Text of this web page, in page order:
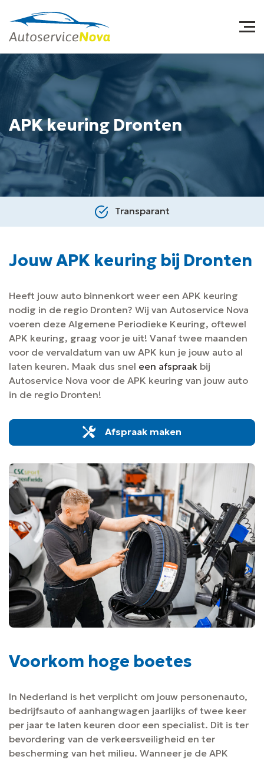
APK keuring Dronten
Transparant
Jouw APK keuring bij Dronten
Heeft jouw auto binnenkort weer een APK keuring
nodig in de regio Dronten? Wij van Autoservice Nova
voeren deze Algemene Periodieke Keuring, oftewel
APK keuring, graag voor je uit! Vanaf twee maanden
voor de vervaldatum van uw APK kun je jouw auto al
laten keuren. Maak dus snel een afspraak bij
Autoservice Nova voor de APK keuring van jouw auto
in de regio Dronten!
Afspraak maken
Voorkom hoge boetes
In Nederland is het verplicht om jouw personenauto,
bedrijfsauto of aanhangwagen jaarlijks of twee keer
per jaar te laten keuren door een specialist. Dit is ter
bevordering van de verkeersveiligheid en ter
bescherming van het milieu. Wanneer je de APK